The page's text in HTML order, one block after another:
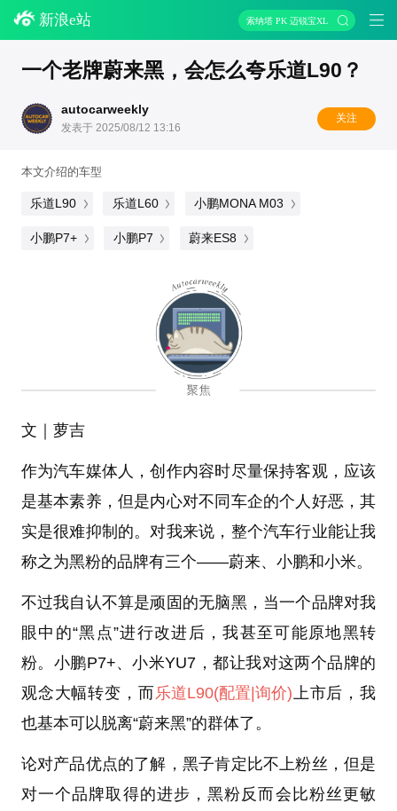
新浪e站 索纳塔 PK 迈锐宝XL
一个老牌蔚来黑，会怎么夸乐道L90？
autocarweekly
发表于 2025/08/12 13:16
关注
本文介绍的车型
乐道L90 乐道L60 小鹏MONA M03
小鹏P7+ 小鹏P7 蔚来ES8
文｜萝吉
作为汽车媒体人，创作内容时尽量保持客观，应该
是基本素养，但是内心对不同车企的个人好恶，其
实是很难抑制的。对我来说，整个汽车行业能让我
称之为黑粉的品牌有三个——蔚来、小鹏和小米。
不过我自认不算是顽固的无脑黑，当一个品牌对我
眼中的“黑点”进行改进后，我甚至可能原地黑转
粉。小鹏P7+、小米YU7，都让我对这两个品牌的
观念大幅转变，而乐道L90(配置 |询价)上市后，我
也基本可以脱离“蔚来黑”的群体了。
论对产品优点的了解，黑子肯定比不上粉丝，但是
对一个品牌取得的进步，黑粉反而会比粉丝更敏